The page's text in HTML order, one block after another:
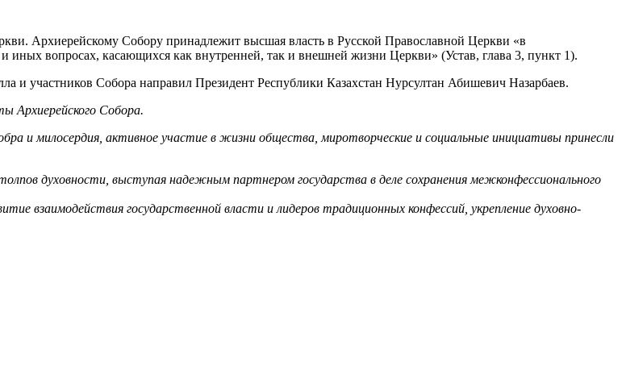
Архиерейскому Собору принадлежит высшая власть в Русской Православной Церкви «в
вопросах, касающихся как внутренней, так и внешней жизни Церкви» (Устав, глава 3, пункт 1).
и участников Собора направил Президент Республики Казахстан Нурсултан Абишевич Назарбаев.
Архиерейского Собора.
и милосердия, активное участие в жизни общества, миротворческие и социальные инициативы принесли
духовности, выступая надежным партнером государства в деле сохранения межконфессионального
взаимодействия государственной власти и лидеров традиционных конфессий, укрепление духовно-